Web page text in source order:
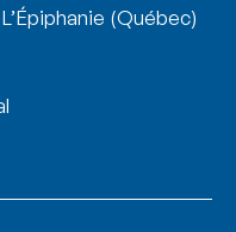
(Québec)